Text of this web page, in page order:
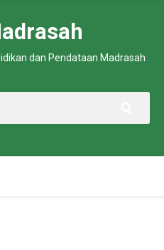
dan Pendataan Madrasah